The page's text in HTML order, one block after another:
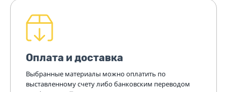
Оплата и доставка
Выбранные материалы можно оплатить по
выставленному счету либо банковским переводом